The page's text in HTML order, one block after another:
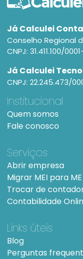
Já Calculei
Conselho Regional
CNPJ: 31.411.100/
Já Calculei
CNPJ: 22.245.473/
Institucional
Quem somos
Fale conosco
Serviços
Abrir empresa
Migrar MEI para ME
Trocar de
Contabilidade
Links úteis
Blog
Perguntas